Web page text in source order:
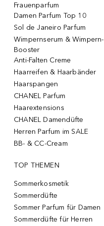
Frauenparfum
Damen Parfum Top 10
Sol de Janeiro Parfum
Wimpernserum & Wimpern-
Booster
Anti-Falten Creme
Haarreifen & Haarbänder
Haarspangen
CHANEL Parfum
Haarextensions
CHANEL Damendüfte
Herren Parfum im SALE
BB- & CC-Cream
TOP THEMEN
Sommerkosmetik
Sommerdüfte
Sommer Parfum für Damen
Sommerdüfte für Herren